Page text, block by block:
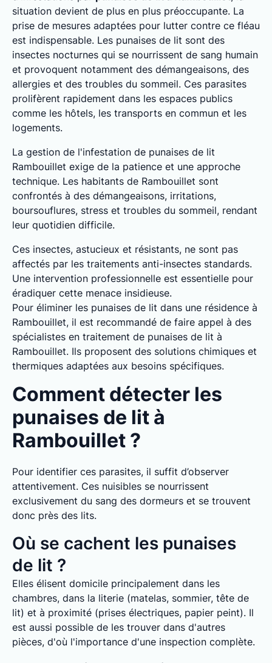
situation devient de plus en plus préoccupante. La
prise de mesures adaptées pour lutter contre ce fléau
est indispensable. Les punaises de lit sont des
insectes nocturnes qui se nourrissent de sang humain
et provoquent notamment des démangeaisons, des
allergies et des troubles du sommeil. Ces parasites
prolifèrent rapidement dans les espaces publics
comme les hôtels, les transports en commun et les
logements.
La gestion de l'infestation de punaises de lit
Rambouillet exige de la patience et une approche
technique. Les habitants de Rambouillet sont
confrontés à des démangeaisons, irritations,
boursouflures, stress et troubles du sommeil, rendant
leur quotidien difficile.
Ces insectes, astucieux et résistants, ne sont pas
affectés par les traitements anti-insectes standards.
Une intervention professionnelle est essentielle pour
éradiquer cette menace insidieuse.
Pour éliminer les punaises de lit dans une résidence à
Rambouillet, il est recommandé de faire appel à des
spécialistes en traitement de punaises de lit à
Rambouillet. Ils proposent des solutions chimiques et
thermiques adaptées aux besoins spécifiques.
Comment détecter les
punaises de lit à
Rambouillet ?
Pour identifier ces parasites, il suffit d’observer
attentivement. Ces nuisibles se nourrissent
exclusivement du sang des dormeurs et se trouvent
donc près des lits.
Où se cachent les punaises
de lit ?
Elles élisent domicile principalement dans les
chambres, dans la literie (matelas, sommier, tête de
lit) et à proximité (prises électriques, papier peint). Il
est aussi possible de les trouver dans d'autres
pièces, d'où l'importance d'une inspection complète.